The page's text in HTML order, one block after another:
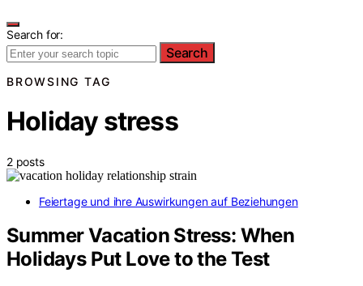
Search for:
Search
BROWSING TAG
Holiday stress
2 posts
Feiertage und ihre Auswirkungen auf Beziehungen
Summer Vacation Stress: When
Holidays Put Love to the Test